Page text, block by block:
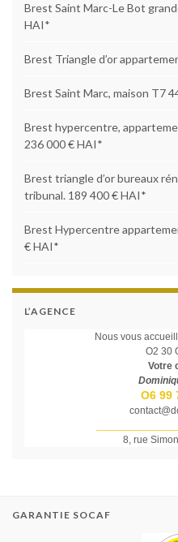
Brest Saint Marc-Le Bot
HAI*
Brest Triangle d’or
Brest Saint Marc, maison T7
Brest hypercentre,
236 000 € HAI*
Brest triangle d’or bureaux
tribunal. 189 400 € HAI*
Brest Hypercentre
€ HAI*
L’AGENCE
Nous vous
O2 30
Votre
O6 99
8, rue
GARANTIE SOCAF